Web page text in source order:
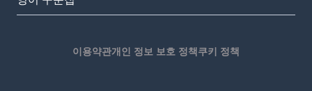
이용약관개인 정보 보호 정책쿠키 정책